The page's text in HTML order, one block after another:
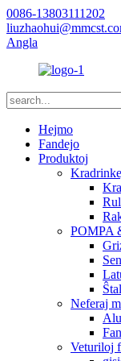
0086-13803111202
Angla
Hejmo
Fandejo
Produktoj
POMPA
Neferaj
Veturiloj